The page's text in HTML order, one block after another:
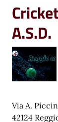
A.S.D.
Via A.
42124